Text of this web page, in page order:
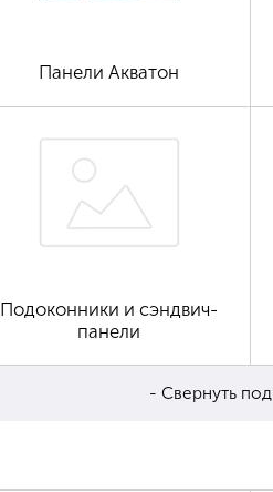
Панели Акватон
Подоконники и сэндвич-
панели
- Свернуть